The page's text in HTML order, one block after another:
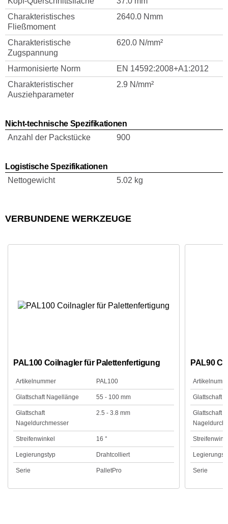
Charakteristisches
Fließmoment
2640.0 Nmm
Charakteristische
Zugspannung
620.0 N/mm²
Harmonisierte Norm
EN 14592:2008+A1:2012
Charakteristischer
Ausziehparameter
2.9 N/mm²
Nicht-technische Spezifikationen
Anzahl der Packstücke
900
Logistische Spezifikationen
Nettogewicht
5.02 kg
VERBUNDENE WERKZEUGE
PAL100 Coilnagler für Palettenfertigung
Artikelnummer PAL100
Glattschaft Nagellänge 55 - 100 mm
Glattschaft
Nageldurchmesser
2.5 - 3.8 mm
Streifenwinkel 16 °
Legierungstyp Drahtcolliert
Serie PalletPro
PAL90
Glattschaft
Glattschaft
Serie